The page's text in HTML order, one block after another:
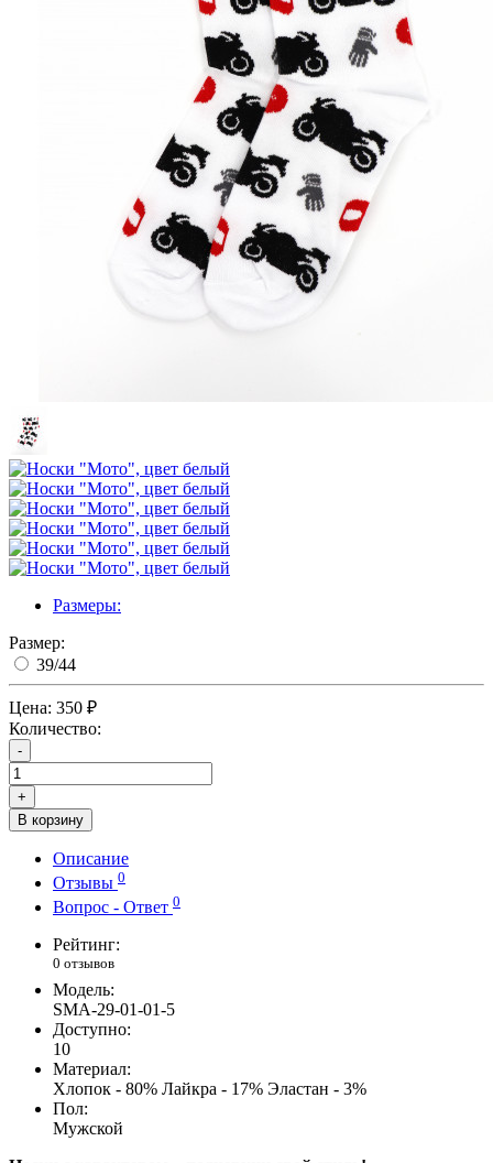
Размеры:
Размер:
39/44
Цена: 350 ₽
Количество:
-
+
В корзину
Описание
Отзывы 0
Вопрос - Ответ 0
Рейтинг:
0 отзывов
Модель:
SMA-29-01-01-5
Доступно:
10
Материал:
Хлопок - 80% Лайкра - 17% Эластан - 3%
Пол:
Мужской